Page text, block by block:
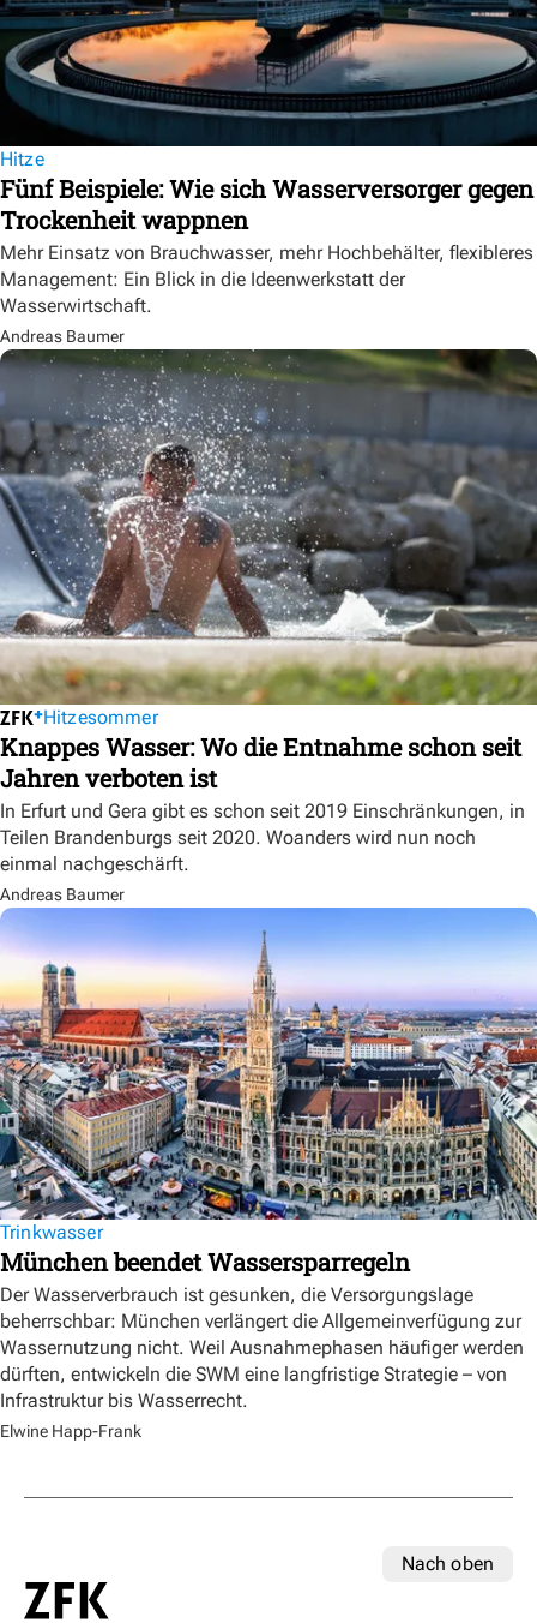
Hitze
Fünf Beispiele: Wie sich Wasserversorger gegen
Trockenheit wappnen
Mehr Einsatz von Brauchwasser, mehr Hochbehälter, flexibleres
Management: Ein Blick in die Ideenwerkstatt der
Wasserwirtschaft.
Andreas Baumer
Hitzesommer
Knappes Wasser: Wo die Entnahme schon seit
Jahren verboten ist
In Erfurt und Gera gibt es schon seit 2019 Einschränkungen, in
Teilen Brandenburgs seit 2020. Woanders wird nun noch
einmal nachgeschärft.
Andreas Baumer
Trinkwasser
München beendet Wassersparregeln
Der Wasserverbrauch ist gesunken, die Versorgungslage
beherrschbar: München verlängert die Allgemeinverfügung zur
Wassernutzung nicht. Weil Ausnahmephasen häufiger werden
dürften, entwickeln die SWM eine langfristige Strategie – von
Infrastruktur bis Wasserrecht.
Elwine Happ-Frank
Nach oben